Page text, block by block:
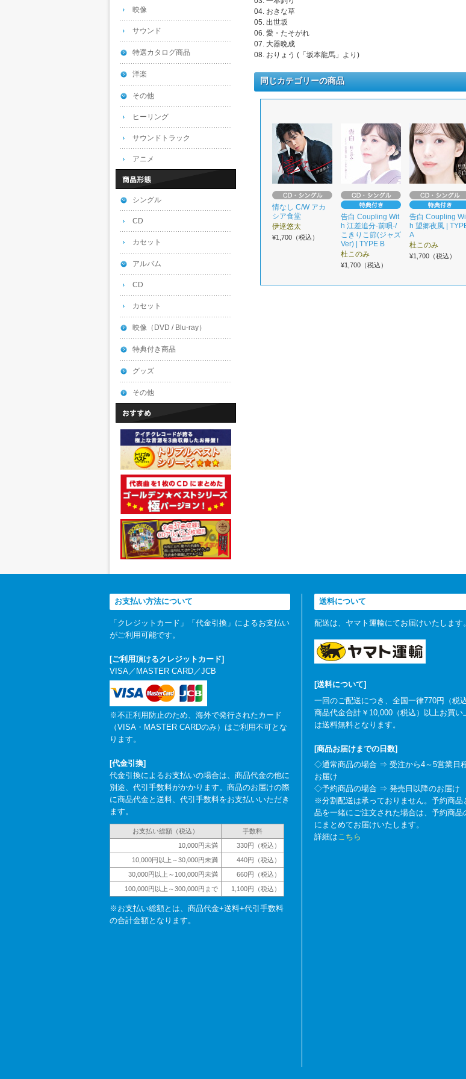
04. おきな草
05. 出世坂
06. 愛・たそがれ
07. 大器晩成
08. おりょう (「坂本龍馬」より)
同じカテゴリーの商品
情なし C/W アカ
シア食堂
伊達悠太
¥1,700（税込）
告白 Coupling Wit
h 江差追分-前唄-/
こきりこ節(ジャズ
Ver) | TYPE B
杜このみ
¥1,700（税込）
告白 Coupling
h 望郷夜風 |
A
杜このみ
¥1,700（税込）
映像
サウンド
特選カタログ商品
洋楽
その他
ヒーリング
サウンドトラック
アニメ
シングル
CD
カセット
アルバム
CD
カセット
映像（DVD / Blu-ray）
特典付き商品
グッズ
その他
お支払い方法について
「クレジットカード」「代金引換」によるお支払い
がご利用可能です。
[ご利用頂けるクレジットカード]
VISA／MASTER CARD／JCB
※不正利用防止のため、海外で発行されたカード
（VISA・MASTER CARDのみ）はご利用不可とな
ります。
[代金引換]
代金引換によるお支払いの場合は、商品代金の他に
別途、代引手数料がかかります。商品のお届けの際
に商品代金と送料、代引手数料をお支払いいただき
ます。
お支払い総額（税込）
手数料
10,000円未満
330円（税込）
10,000円以上～30,000円未満
440円（税込）
30,000円以上～100,000円未満
660円（税込）
100,000円以上～300,000円まで
1,100円（税込）
※お支払い総額とは、商品代金+送料+代引手数料
の合計金額となります。
送料について
配送は、ヤマト運輸にてお届けいたします。
[送料について]
一回のご配送につき、全国一律770円（税込
商品代金合計￥10,000（税込）以上お買い
は送料無料となります。
[商品お届けまでの日数]
◇通常商品の場合 ⇒ 受注から4～5営業日
お届け
◇予約商品の場合 ⇒ 発売日以降のお届け
※分割配送は承っておりません。予約商品
品を一緒にご注文された場合は、予約商品
にまとめてお届けいたします。
詳細はこちら